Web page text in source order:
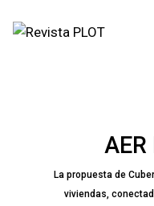
La propuesta de
viviendas,